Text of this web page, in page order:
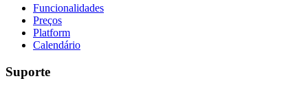
Funcionalidades
Preços
Platform
Calendário
Suporte